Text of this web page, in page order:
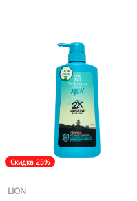
Скидка 25%
LION